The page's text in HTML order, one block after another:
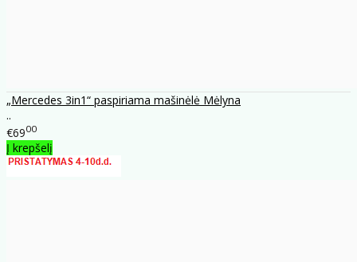
„Mercedes 3in1“ paspiriama mašinėlė Mėlyna
..
€6900
Į krepšelį